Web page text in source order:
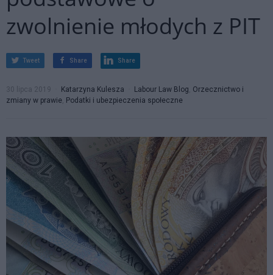
zwolnienie młodych z PIT
Tweet Share Share
30 lipca 2019 Katarzyna Kulesza Labour Law Blog, Orzecznictwo i
zmiany w prawie, Podatki i ubezpieczenia społeczne